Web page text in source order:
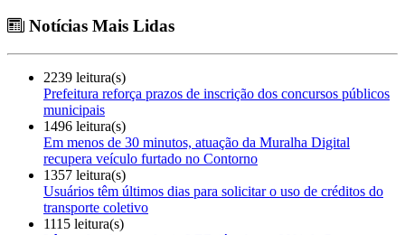
Notícias Mais Lidas
2239 leitura(s)
Prefeitura reforça prazos de inscrição dos concursos públicos
municipais
1496 leitura(s)
Em menos de 30 minutos, atuação da Muralha Digital
recupera veículo furtado no Contorno
1357 leitura(s)
Usuários têm últimos dias para solicitar o uso de créditos do
transporte coletivo
1115 leitura(s)